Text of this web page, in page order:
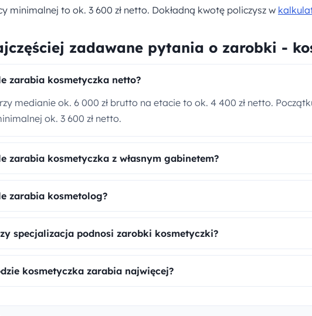
minimalnej to ok. 3 600 zł netto. Dokładną kwotę policzysz w
zadawane pytania o zarobki -
zarabia kosmetyczka netto?
medianie ok. 6 000 zł brutto na etacie to ok. 4 400 zł netto.
ok. 3 600 zł netto.
zarabia kosmetyczka z własnym gabinetem?
zarabia kosmetolog?
specjalizacja podnosi zarobki kosmetyczki?
kosmetyczka zarabia najwięcej?